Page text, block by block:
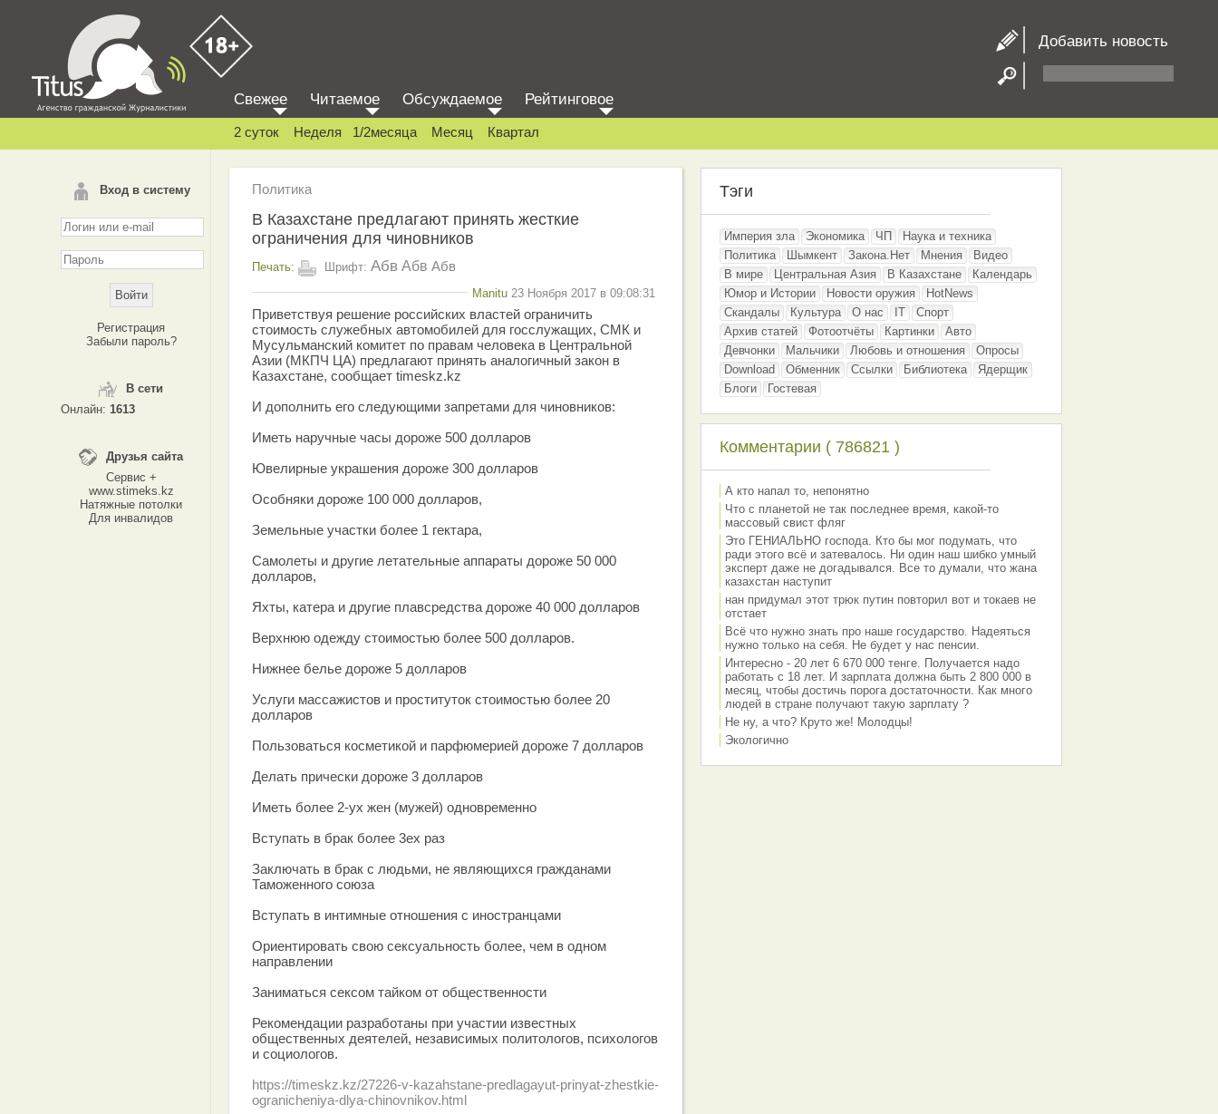
Добавить новость
Вход в систему
Регистрация
Забыли пароль?
В сети
Онлайн: 1613
Друзья сайта
Сервис +
www.stimeks.kz
Натяжные потолки
Для инвалидов
Свежее Читаемое Обсуждаемое Рейтинговое
2 суток Неделя 1/2месяца Месяц Квартал
Политика
В Казахстане предлагают принять жесткие
ограничения для чиновников
Печать: Шрифт: Абв Абв Абв
Manitu 23 Ноября 2017 в 09:08:31
Приветствуя решение российских властей ограничить
стоимость служебных автомобилей для госслужащих, СМК и
Мусульманский комитет по правам человека в Центральной
Азии (МКПЧ ЦА) предлагают принять аналогичный закон в
Казахстане, сообщает timeskz.kz
И дополнить его следующими запретами для чиновников:
Иметь наручные часы дороже 500 долларов
Ювелирные украшения дороже 300 долларов
Особняки дороже 100 000 долларов,
Земельные участки более 1 гектара,
Самолеты и другие летательные аппараты дороже 50 000
долларов,
Яхты, катера и другие плавсредства дороже 40 000 долларов
Верхнюю одежду стоимостью более 500 долларов.
Нижнее белье дороже 5 долларов
Услуги массажистов и проституток стоимостью более 20
долларов
Пользоваться косметикой и парфюмерией дороже 7 долларов
Делать прически дороже 3 долларов
Иметь более 2-ух жен (мужей) одновременно
Вступать в брак более 3ех раз
Заключать в брак с людьми, не являющихся гражданами
Таможенного союза
Вступать в интимные отношения с иностранцами
Ориентировать свою сексуальность более, чем в одном
направлении
Заниматься сексом тайком от общественности
Рекомендации разработаны при участии известных
общественных деятелей, независимых политологов, психологов
и социологов.
https://timeskz.kz/27226-v-kazahstane-predlagayut-prinyat-zhestkie-
ogranicheniya-dlya-chinovnikov.html
Тэги
Империя зла Экономика ЧП
Наука и техника
Политика
Шымкент Закона.Нет Мнения
Видео
В мире
Центральная Азия В Казахстане
Календарь
Юмор и Истории
Новости оружия
HotNews
Скандалы
Культура О нас IT
Спорт
Архив статей
Фотоотчёты Картинки
Авто
Девчонки
Мальчики Любовь и отношения
Опросы
Download
Обменник Ссылки Библиотека
Ядерщик
Блоги
Гостевая
Комментарии ( 786821 )
А кто напал то, непонятно
Что с планетой не так последнее время, какой-то
массовый свист фляг
Это ГЕНИАЛЬНО господа. Кто бы мог подумать, что
ради этого всё и затевалось. Ни один наш шибко умный
эксперт даже не догадывался. Все то думали, что жана
казахстан наступит
нан придумал этот трюк путин повторил вот и токаев не
отстает
Всё что нужно знать про наше государство. Надеяться
нужно только на себя. Не будет у нас пенсии.
Интересно - 20 лет 6 670 000 тенге. Получается надо
работать с 18 лет. И зарплата должна быть 2 800 000 в
месяц, чтобы достичь порога достаточности. Как много
людей в стране получают такую зарплату ?
Не ну, а что? Круто же! Молодцы!
Экологично